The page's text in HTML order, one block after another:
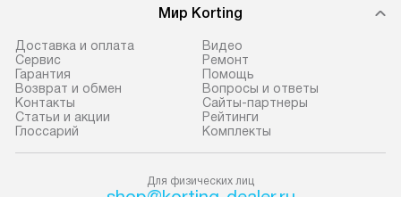
доставки привозит упакованный
прибор до подъезда. Если
требуется переместить технику
до двери квартиры или до места
установки, пожалуйста,
с менеджером. За данную услугу
Готовые
точке слива, в
Мир Korting
Доставка и оплата
Сервис
Гарантия
Возврат и обмен
Контакты
Статьи и акции
Глоссарий
Видео
Ремонт
Помощь
Вопросы и ответы
Сайты-партнеры
Рейтинги
Комплекты
Для физических лиц